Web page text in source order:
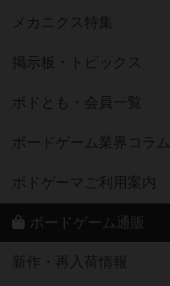
メカニクス特集
掲示板・トピックス
ボドとも・会員一覧
ボードゲーム業界コラム
ボドゲーマご利用案内
ボードゲーム通販
新作・再入荷情報